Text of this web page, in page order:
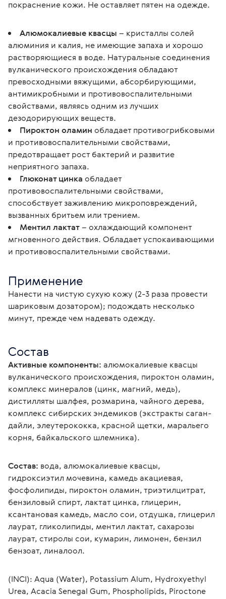
покраснение кожи. Не оставляет пятен на одежде.
Алюмокалиевые квасцы – кристаллы солей
алюминия и калия, не имеющие запаха и хорошо
растворяющиеся в воде. Натуральные соединения
вулканического происхождения обладают
превосходными вяжущими, абсорбирующими,
антимикробными и противовоспалительными
свойствами, являясь одним из лучших
дезодорирующих веществ.
Пироктон оламин обладает противогрибковыми
и противовоспалительными свойствами,
предотвращает рост бактерий и развитие
неприятного запаха.
Глюконат цинка обладает
противовоспалительными свойствами,
способствует заживлению микроповреждений,
вызванных бритьем или трением.
Ментил лактат– охлаждающий компонент
мгновенного действия. Обладает успокаивающими
и противовоспалительными свойствами.
Применение
Нанести на чистую сухую кожу (2-3 раза провести
шариковым дозатором); подождать несколько
минут, прежде чем надевать одежду.
Состав
Активные компоненты: алюмокалиевые квасцы
вулканического происхождения, пироктон оламин,
комплекс минералов (цинк, магний, медь),
дистилляты шалфея, розмарина, чайного дерева,
комплекс сибирских эндемиков (экстракты саган-
дайли, элеутерококка, красной щетки, маральего
корня, байкальского шлемника).
Состав: вода, алюмокалиевые квасцы,
гидроксиэтил мочевина, камедь акациевая,
фосфолипиды, пироктон оламин, триэтилцитрат,
бензиловый спирт, лактат цинка, глицерин,
ксантановая камедь, масло сои, отдушка, глицерил
лаурат, гликолипиды, ментил лактат, сахарозы
лаурат, стиролы сои, кумарин, лимонен, бензил
бензоат, линалоол.
(INCI): Aqua (Water), Potassium Alum, Hydroxyethyl
Urea, Acacia Senegal Gum, Phospholipids, Piroctone